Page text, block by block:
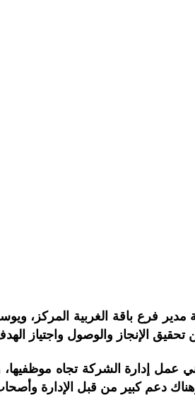
فرع باقة الغربية المركز،
الإنجاز والوصول واجتياز
عمل إدارة الشركة تجاه موظفيها،
دعم كبير من قبل الإدارة